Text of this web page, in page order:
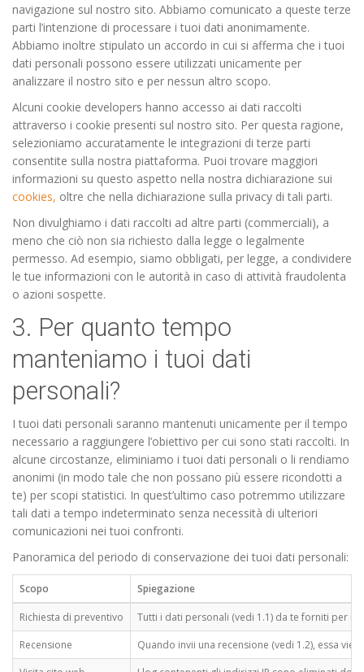
navigazione sul nostro sito. Abbiamo comunicato a queste terze
parti l’intenzione di processare i tuoi dati anonimamente.
Abbiamo inoltre stipulato un accordo in cui si afferma che i tuoi
dati personali possono essere utilizzati unicamente per
analizzare il nostro sito e per nessun altro scopo.
Alcuni cookie developers hanno accesso ai dati raccolti
attraverso i cookie presenti sul nostro sito. Per questa ragione,
selezioniamo accuratamente le integrazioni di terze parti
consentite sulla nostra piattaforma. Puoi trovare maggiori
informazioni su questo aspetto nella nostra dichiarazione sui
cookies, oltre che nella dichiarazione sulla privacy di tali parti.
Non divulghiamo i dati raccolti ad altre parti (commerciali), a
meno che ciò non sia richiesto dalla legge o legalmente
permesso. Ad esempio, siamo obbligati, per legge, a condividere
le tue informazioni con le autorità in caso di attività fraudolenta
o azioni sospette.
3. Per quanto tempo
manteniamo i tuoi dati
personali?
I tuoi dati personali saranno mantenuti unicamente per il tempo
necessario a raggiungere l’obiettivo per cui sono stati raccolti. In
alcune circostanze, eliminiamo i tuoi dati personali o li rendiamo
anonimi (in modo tale che non possano più essere ricondotti a
te) per scopi statistici. In quest’ultimo caso potremmo utilizzare
tali dati a tempo indeterminato senza necessità di ulteriori
comunicazioni nei tuoi confronti.
Panoramica del periodo di conservazione dei tuoi dati personali:
Scopo Spiegazione
Richiesta di preventivo
Tutti i dati personali (vedi 1.1) da te forniti per
Recensione
Quando invii una recensione (vedi 1.2), essa